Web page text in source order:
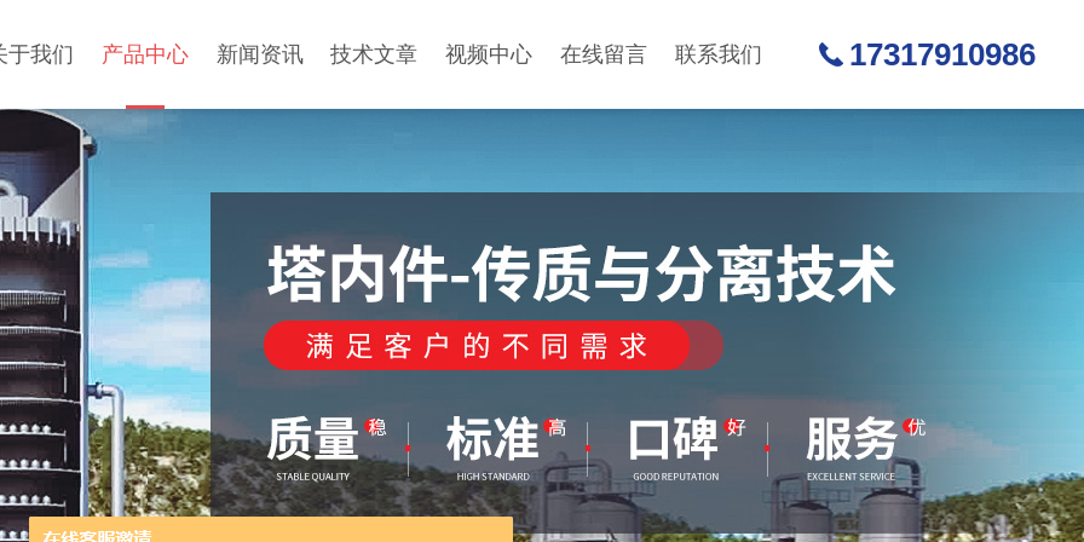
于我们 产品中心 新闻资讯 技术文章 视频中心 在线留言 联系我们 17317910986